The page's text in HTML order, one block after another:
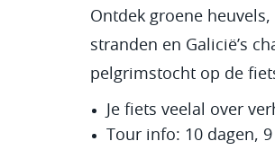
Ontdek groene
stranden en Galicië’s
pelgrimstocht op de
Je fiets veelal over
Tour info: 10 dagen,